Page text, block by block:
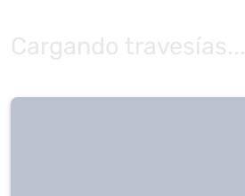
Cargando travesías...